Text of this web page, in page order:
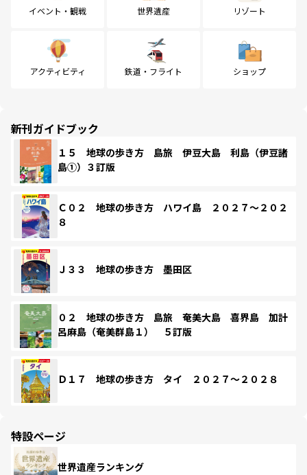
イベント・観戦 世界遺産 リゾート
アクティビティ 鉄道・フライト ショップ
新刊ガイドブック
１５ 地球の歩き方 島旅 伊豆大島 利島（伊豆諸
島①）３訂版
Ｃ０２ 地球の歩き方 ハワイ島 ２０２７～２０２
８
Ｊ３３ 地球の歩き方 墨田区
０２ 地球の歩き方 島旅 奄美大島 喜界島 加計
呂麻島（奄美群島１） ５訂版
Ｄ１７ 地球の歩き方 タイ ２０２７～２０２８
特設ページ
世界遺産ランキング